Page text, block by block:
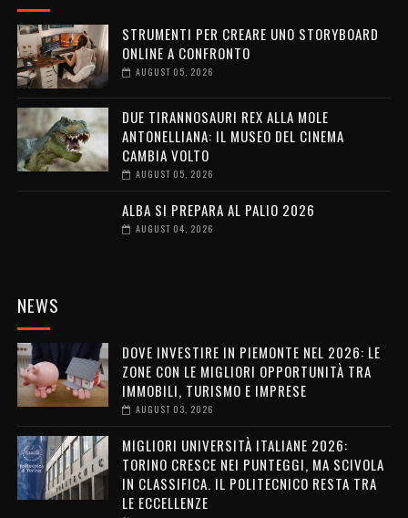
STRUMENTI PER CREARE UNO STORYBOARD
ONLINE A CONFRONTO
AUGUST 05, 2026
DUE TIRANNOSAURI REX ALLA MOLE
ANTONELLIANA: IL MUSEO DEL CINEMA
CAMBIA VOLTO
AUGUST 05, 2026
ALBA SI PREPARA AL PALIO 2026
AUGUST 04, 2026
NEWS
DOVE INVESTIRE IN PIEMONTE NEL 2026: LE
ZONE CON LE MIGLIORI OPPORTUNITÀ TRA
IMMOBILI, TURISMO E IMPRESE
AUGUST 03, 2026
MIGLIORI UNIVERSITÀ ITALIANE 2026:
TORINO CRESCE NEI PUNTEGGI, MA SCIVOLA
IN CLASSIFICA. IL POLITECNICO RESTA TRA
LE ECCELLENZE